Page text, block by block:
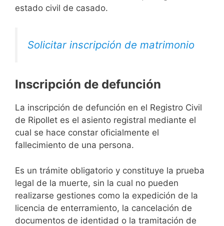
estado civil de casado.
Solicitar inscripción de matrimonio
Inscripción de defunción
La inscripción de defunción en el Registro Civil
de Ripollet es el asiento registral mediante el
cual se hace constar oficialmente el
fallecimiento de una persona.
Es un trámite obligatorio y constituye la prueba
legal de la muerte, sin la cual no pueden
realizarse gestiones como la expedición de la
licencia de enterramiento, la cancelación de
documentos de identidad o la tramitación de